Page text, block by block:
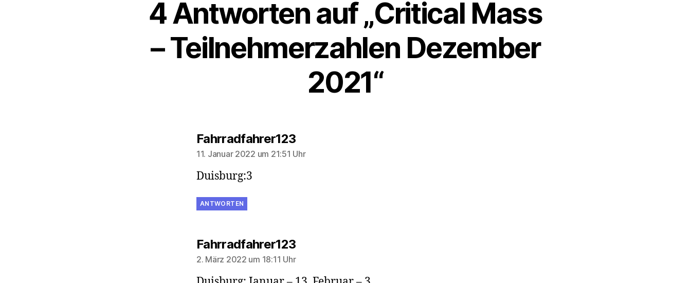
4 Antworten auf „Critical Mass
– Teilnehmerzahlen Dezember
2021“
Fahrradfahrer123sagt:
11. Januar 2022 um 21:51 Uhr
Duisburg:3
ANTWORTEN
Fahrradfahrer123sagt:
2. März 2022 um 18:11 Uhr